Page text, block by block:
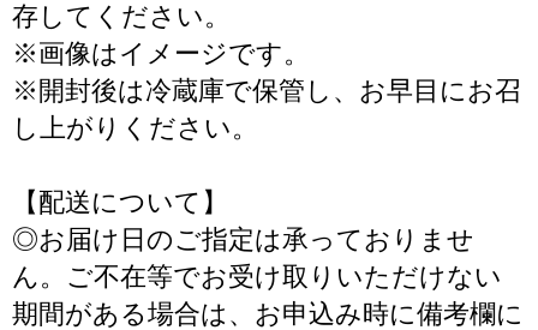
存してください。
※画像はイメージです。
※開封後は冷蔵庫で保管し、お早目にお召
し上がりください。
【配送について】
◎お届け日のご指定は承っておりませ
ん。ご不在等でお受け取りいただけない
期間がある場合は、お申込み時に備考欄に